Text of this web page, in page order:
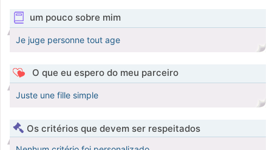
um pouco sobre mim
Je juge personne tout age
O que eu espero do meu parceiro
Juste une fille simple
Os critérios que devem ser respeitados